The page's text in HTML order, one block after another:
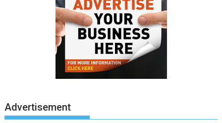
Advertisement